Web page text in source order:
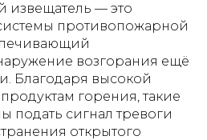
— это
противопожарной
возгорания ещё
Благодаря высокой
горения, такие
подать сигнал тревоги
открытого